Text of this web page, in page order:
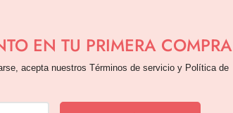
EN TU PRIMERA COMPRA
acepta nuestros Términos de servicio y Política de